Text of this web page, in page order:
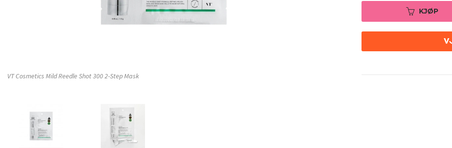
VT Cosmetics Mild Reedle Shot 300 2-Step Mask VT Cosmetics Mild Reedle Shot 300 2-Step Mask
KJØP